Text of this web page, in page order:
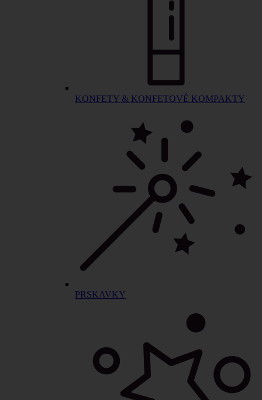
KONFETY & KONFETOVÉ KOMPAKTY
PRSKAVKY